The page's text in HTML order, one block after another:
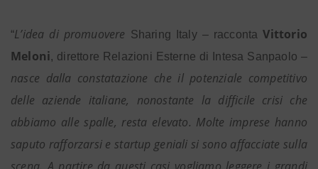
“L’idea di promuovere Sharing Italy – raccontaVittorio
Meloni, direttore Relazioni Esterne di Intesa Sanpaolo –
nasce dalla constatazione che il potenziale competitivo
delle aziende italiane, nonostante la difficile crisi che
abbiamo alle spalle, resta elevato. Molte imprese hanno
saputo rafforzarsi e startup geniali si sono affacciate sulla